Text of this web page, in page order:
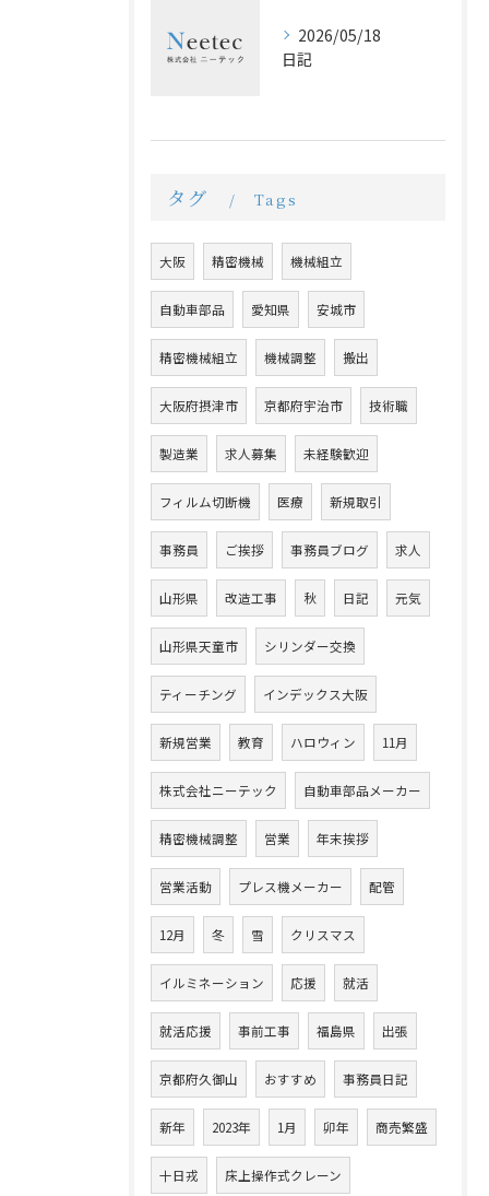
2026/05/18
日記
タグ Tags
大阪 精密機械 機械組立
自動車部品 愛知県 安城市
精密機械組立 機械調整 搬出
大阪府摂津市 京都府宇治市 技術職
製造業 求人募集 未経験歓迎
フィルム切断機 医療 新規取引
事務員 ご挨拶 事務員ブログ 求人
山形県 改造工事 秋 日記 元気
山形県天童市 シリンダー交換
ティーチング インデックス大阪
新規営業 教育 ハロウィン 11月
株式会社ニーテック 自動車部品メーカー
精密機械調整 営業 年末挨拶
営業活動 プレス機メーカー 配管
12月 冬 雪 クリスマス
イルミネーション 応援 就活
就活応援 事前工事 福島県 出張
京都府久御山 おすすめ 事務員日記
新年 2023年 1月 卯年 商売繁盛
十日戎 床上操作式クレーン